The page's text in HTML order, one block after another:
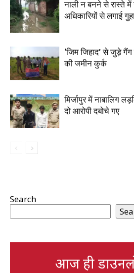
नाली न बनने से रास्ते में
अधिकारियों से लगाई
‘जिम जिहाद’ से जुड़े
की जमीन कुर्क
मिर्जापुर में नाबालिग
दो आरोपी दबोचे गए
Search
आज ही